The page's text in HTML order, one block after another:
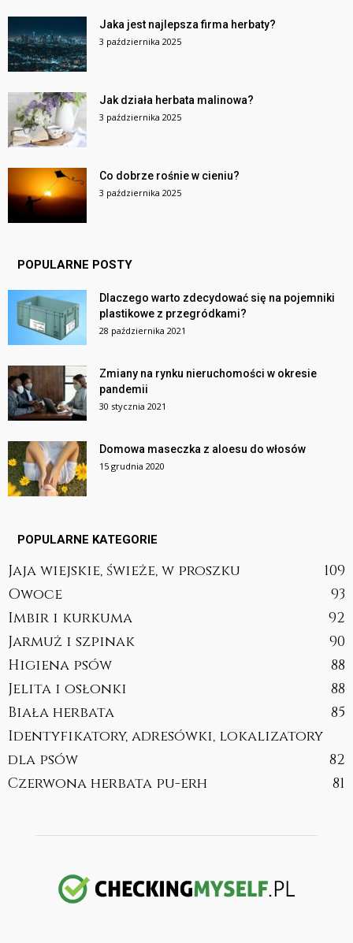
Jaka jest najlepsza firma herbaty?
3 października 2025
Jak działa herbata malinowa?
3 października 2025
Co dobrze rośnie w cieniu?
3 października 2025
POPULARNE POSTY
Dlaczego warto zdecydować się na pojemniki
plastikowe z przegródkami?
28 października 2021
Zmiany na rynku nieruchomości w okresie
pandemii
30 stycznia 2021
Domowa maseczka z aloesu do włosów
15 grudnia 2020
POPULARNE KATEGORIE
Jaja wiejskie, świeże, w proszku
109
Owoce
93
Imbir i kurkuma
92
Jarmuż i szpinak
90
Higiena psów
88
Jelita i osłonki
88
Biała herbata
85
Identyfikatory, adresówki, lokalizatory
dla psów
82
Czerwona herbata pu-erh
81